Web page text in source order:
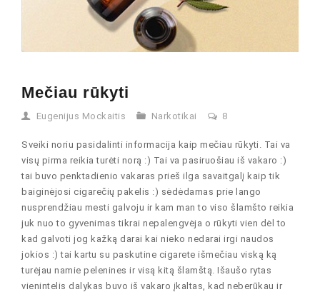
Mečiau rūkyti
Eugenijus Mockaitis Narkotikai 8
Sveiki noriu pasidalinti informacija kaip mečiau rūkyti. Tai va
visų pirma reikia turėti norą :) Tai va pasiruošiau iš vakaro :)
tai buvo penktadienio vakaras prieš ilga savaitgalį kaip tik
baiginėjosi cigarečių pakelis :) sėdėdamas prie lango
nusprendžiau mesti galvoju ir kam man to viso šlamšto reikia
juk nuo to gyvenimas tikrai nepalengvėja o rūkyti vien dėl to
kad galvoti jog kažką darai kai nieko nedarai irgi naudos
jokios :) tai kartu su paskutine cigarete išmečiau viską ką
turėjau namie pelenines ir visą kitą šlamštą. Išaušo rytas
vienintelis dalykas buvo iš vakaro įkaltas, kad neberūkau ir